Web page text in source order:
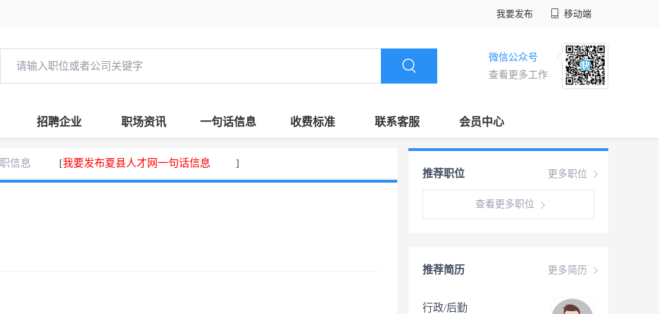
我要发布 移动端
微信公众号
查看更多工作
招聘企业 职场资讯 一句话信息 收费标准 联系客服 会员中心
信息 [我要发布夏县人才网一句话信息 ]
更多职位
推荐职位
查看更多职位
更多简历
推荐简历
行政/后勤